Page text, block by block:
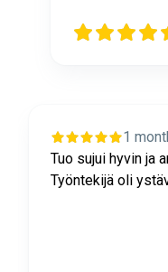
1
Tuo sujui hyvin ja
Työntekijä oli